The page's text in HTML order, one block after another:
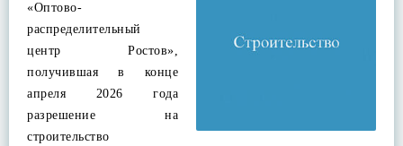
«Оптово-
распределительный
центр Ростов»,
получившая в конце
апреля 2026 года
разрешение на
строительство